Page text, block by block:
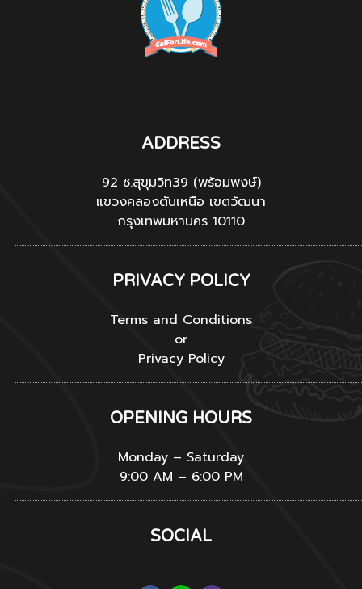
ADDRESS
92 ซ.สุขุมวิท39 (พร้อมพงษ์)
แขวงคลองตันเหนือ เขตวัฒนา
กรุงเทพมหานคร 10110
PRIVACY POLICY
Terms and Conditions
or
Privacy Policy
OPENING HOURS
Monday – Saturday
9:00 AM – 6:00 PM
SOCIAL